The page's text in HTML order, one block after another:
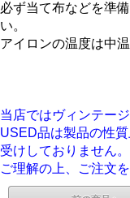
必ず当て布などを準
い。
アイロンの温度は中
当店ではヴィンテー
USED品は製品の性
受けしておりません。
ご理解の上、ご注文